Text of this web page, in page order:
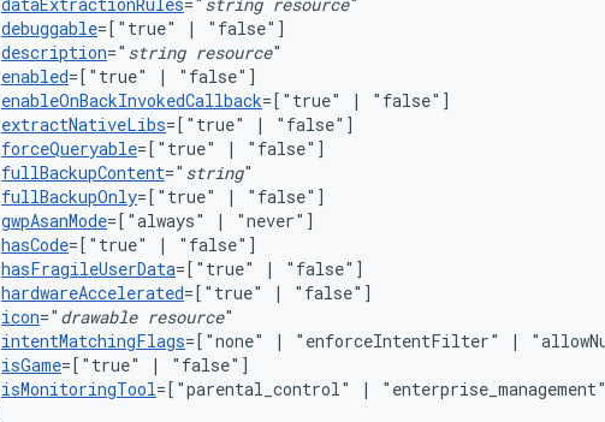
debuggable=["true" |
description=" string resource
enabled=["true" |
enableOnBackInvokedCallback=["true" |
extractNativeLibs=["true" |
forceQueryable=["true" |
fullBackupContent=" string
fullBackupOnly=["true" |
gwpAsanMode=["always" |
hasCode=["true" |
hasFragileUserData=["true" |
hardwareAccelerated=["true" |
icon=" drawable resource
intentMatchingFlags=["none" | "enforceIntentFilter" |
isGame=["true" |
isMonitoringTool=["parental_control" | "enterprise_management"